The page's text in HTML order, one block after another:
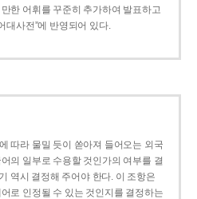
한 어휘를 꾸준히 추가하여 발표하고
대사전”에 반영되어 있다.
따라 물밀 듯이 쏟아져 들어오는 외국
의 일부로 수용할 것인가의 여부를 결
역시 결정해 주어야 한다. 이 조항은
로 인정될 수 있는 것인지를 결정하는